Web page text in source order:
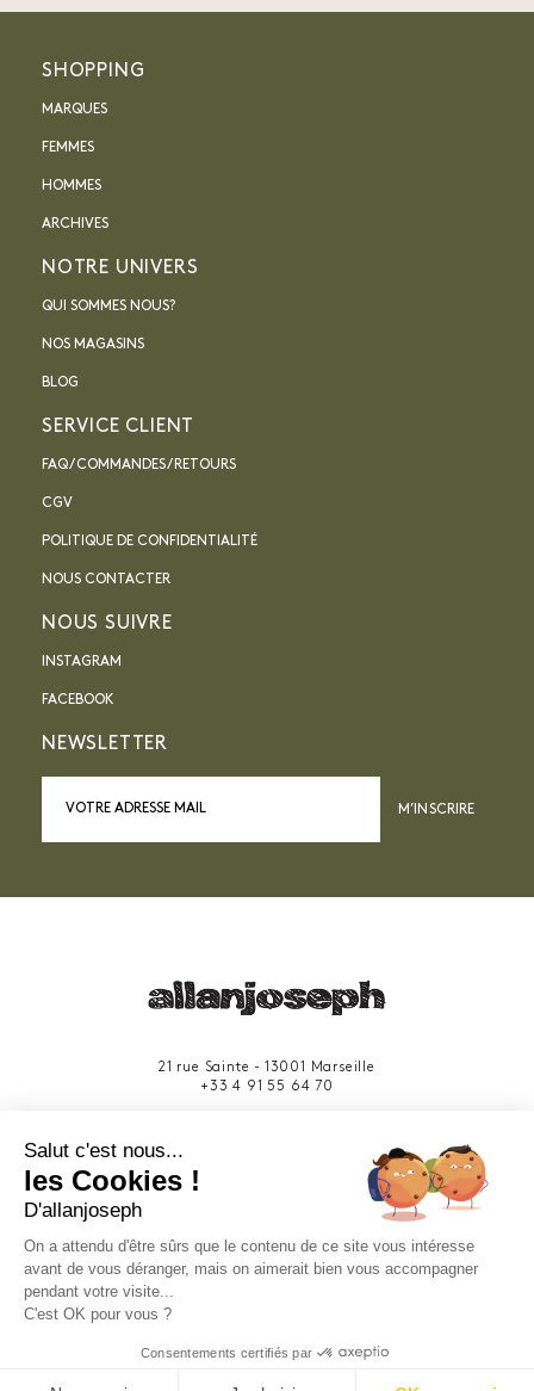
SHOPPING
MARQUES
FEMMES
HOMMES
ARCHIVES
NOTRE UNIVERS
QUI SOMMES NOUS?
NOS MAGASINS
BLOG
SERVICE CLIENT
FAQ / COMMANDES / RETOURS
CGV
POLITIQUE DE CONFIDENTIALITÉ
NOUS CONTACTER
NOUS SUIVRE
INSTAGRAM
FACEBOOK
NEWSLETTER
M’INSCRIRE
21 rue Sainte - 13001 Marseille
+33 4 91 55 64 70
Provence-Alpes-Côte d'Azur.
Salut c'est nous...
les Cookies !
D'allanjoseph
On a attendu d'être sûrs que le contenu de ce site vous intéresse
avant de vous déranger, mais on aimerait bien vous accompagner
pendant votre visite...
C'est OK pour vous ?
Consentements certifiés par